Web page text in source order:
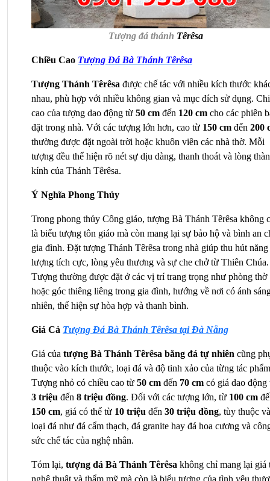
Tượng đá thánh Têrêsa
Chiều Cao Tượng Đá Bà Thánh Têrêsa
Tượng Thánh Têrêsa được chế tác với nhiều kích thước
nhau, phù hợp với nhiều không gian và mục đích sử dụng.
cao của tượng dao động từ 50 cm đến 120 cm cho các phiên
đặt trong nhà. Với các tượng lớn hơn, cao từ 150 cm đến 200
thường được đặt ngoài trời hoặc khuôn viên các nhà thờ. Mỗi
tượng đều thể hiện rõ nét sự dịu dàng, thanh thoát và lòng
kính của Thánh Têrêsa.
Ý Nghĩa Phong Thủy
Trong phong thủy Công giáo, tượng Bà Thánh Têrêsa không
là biểu tượng tôn giáo mà còn mang lại sự bảo hộ và bình an
gia đình. Đặt tượng Thánh Têrêsa trong nhà giúp thu hút năng
lượng tích cực, lòng yêu thương và sự che chở từ Thiên Chúa.
Tượng thường được đặt ở các vị trí trang trọng như phòng thờ
hoặc góc thiêng liêng trong gia đình, hướng về nơi có ánh
nhiên, thể hiện sự hòa hợp và thanh bình.
Giá Cả Tượng Đá Bà Thánh Têrêsa tại Đà Nẵng
Giá của tượng Bà Thánh Têrêsa bằng đá tự nhiên cũng
thuộc vào kích thước, loại đá và độ tinh xảo của từng tác
Tượng nhỏ có chiều cao từ 50 cm đến 70 cm
3 triệu đến 8 triệu đồng. Đối với các tượng lớn, từ 100 cm
150 cm, giá có thể từ 10 triệu đến 30 triệu đồng, tùy thuộc
loại đá như đá cẩm thạch, đá granite hay đá hoa cương và
sức chế tác của nghệ nhân.
Tóm lại, tượng đá Bà Thánh Têrêsa không chỉ mang lại giá
nghệ thuật và thẩm mỹ mà còn là biểu tượng của tình yêu